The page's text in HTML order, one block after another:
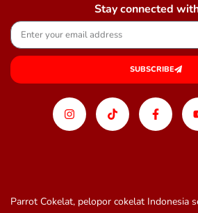
Parrot Cokelat, pelopor cokelat Indonesia
Stay connected
SUBSCRIBE